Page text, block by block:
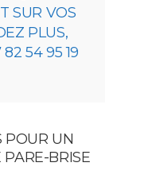
SUR VOS
PLUS,
54 95 19
POUR UN
BRISE